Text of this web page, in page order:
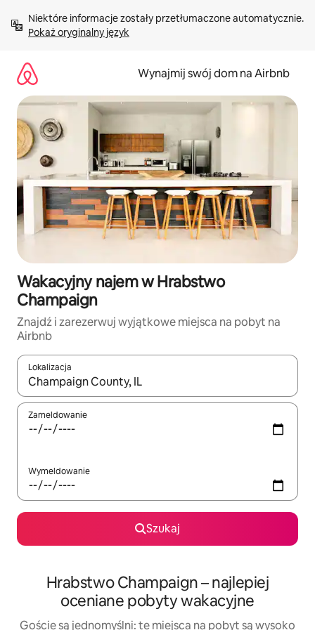
treści Pokaż oryginalny język
Wynajmij swój dom na Airbnb
Wakacyjny najem w Hrabstwo
Champaign
Znajdź i zarezerwuj wyjątkowe miejsca na pobyt na
Airbnb
Lokalizacja
Gdy wyniki będą dostępne, możesz poruszać się po nich za
Zameldowanie
Wymeldowanie
Szukaj
Hrabstwo Champaign – najlepiej
oceniane pobyty wakacyjne
Goście są jednomyślni: te miejsca na pobyt są wysoko